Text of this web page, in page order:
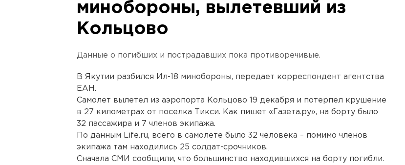
минобороны, вылетевший из
Кольцово
Данные о погибших и пострадавших пока противоречивые.
В Якутии разбился Ил-18 минобороны, передает корреспондент агентства
ЕАН.
Самолет вылетел из аэропорта Кольцово 19 декабря и потерпел крушение
в 27 километрах от поселка Тикси. Как пишет «Газета.ру», на борту было
32 пассажира и 7 членов экипажа.
По данным Life.ru, всего в самолете было 32 человека – помимо членов
экипажа там находились 25 солдат-срочников.
Сначала СМИ сообщили, что большинство находившихся на борту погибли.